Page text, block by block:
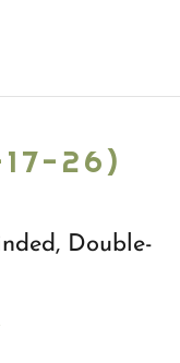
26)
Double-